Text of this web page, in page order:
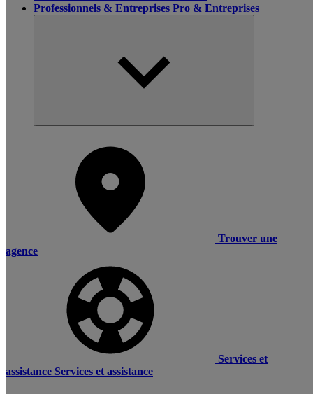
Professionnels & Entreprises Pro & Entreprises
Trouver une
agence
Services et
assistance Services et assistance